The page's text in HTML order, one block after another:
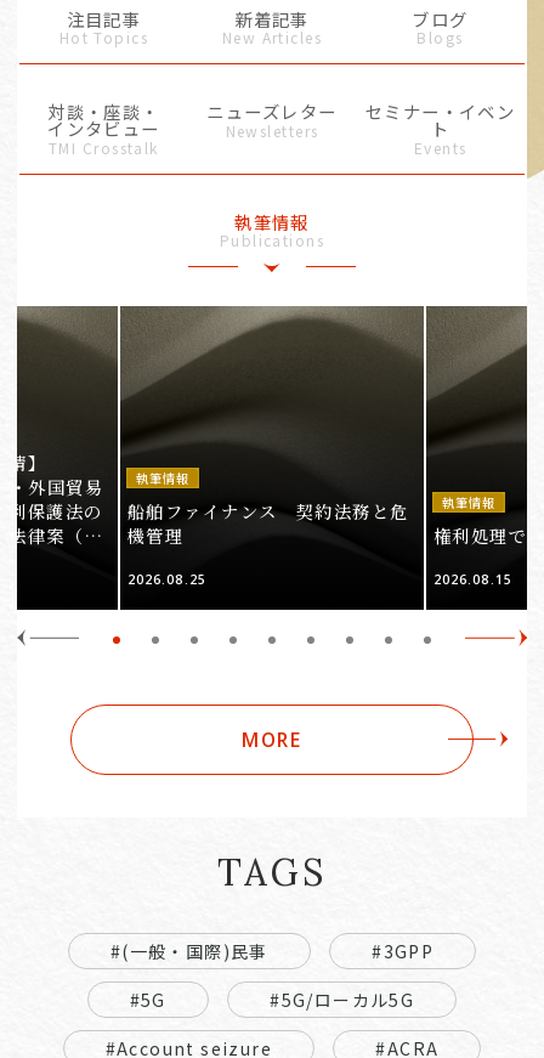
注目記事
Hot Topics
新着記事
New Articles
ブログ
Blogs
対談・座談・
インタビュー
TMI Crosstalk
ニューズレター
Newsletters
セミナー・イベン
ト
Events
執筆情報
Publications
】
外国貿易
利保護法の
法律案（そ
執筆情報
船舶ファイナンス 契約法務と危
機管理
2026.08.25
執筆情報
権利処理で
2026.08.15
MORE
TAGS
#(一般・国際)民事
#3GPP
#5G
#5G/ローカル5G
#Account seizure
#ACRA